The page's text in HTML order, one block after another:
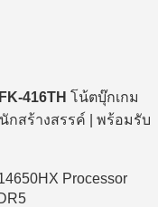
416TH โน้ตบุ๊กเกม
กสร้างสรรค์ | พร้อมรับ
Processor